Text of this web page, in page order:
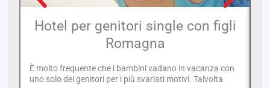
Hotel per genitori single con figli
Romagna
È molto frequente che i bambini vadano in vacanza con
uno solo dei genitori per i più svariati motivi. Talvolta